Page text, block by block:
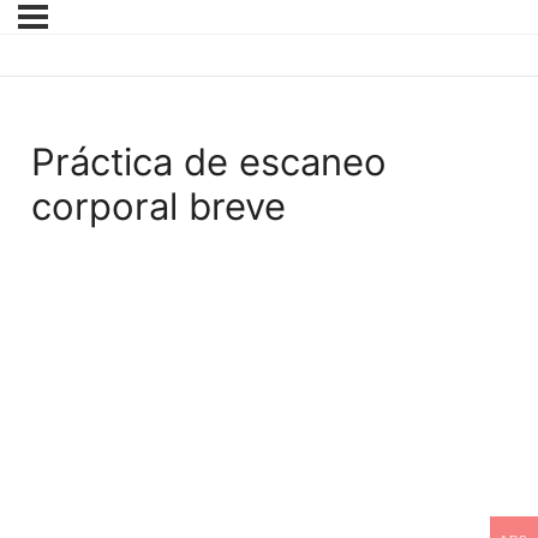
Práctica de escaneo
corporal breve